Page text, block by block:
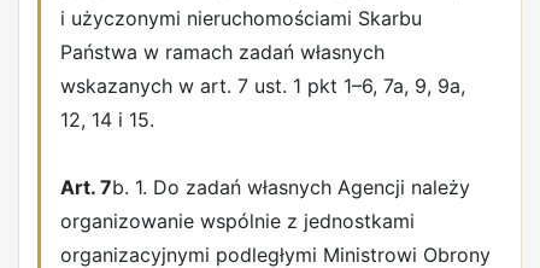
i użyczonymi nieruchomościami Skarbu
Państwa w ramach zadań własnych
wskazanych w art. 7 ust. 1 pkt 1–6, 7a, 9, 9a,
12, 14 i 15.
Art. 7b. 1. Do zadań własnych Agencji należy
organizowanie wspólnie z jednostkami
organizacyjnymi podległymi Ministrowi Obrony